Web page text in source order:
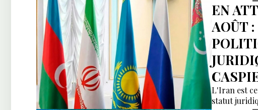
EN
AOÛT
L'Iran est
statut